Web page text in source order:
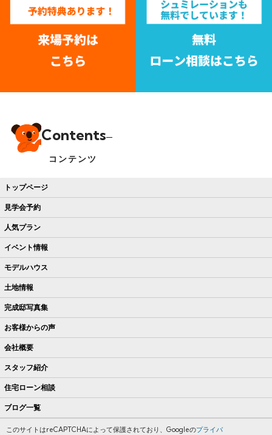
Contents
コンテンツ
トップページ
見学会予約
人気プラン
イベント情報
モデルハウス
土地情報
完成邸写真集
お客様からの声
会社概要
スタッフ紹介
住宅ローン相談
ブログ一覧
このサイトはreCAPTCHAによって保護されており、Googleのプライバ